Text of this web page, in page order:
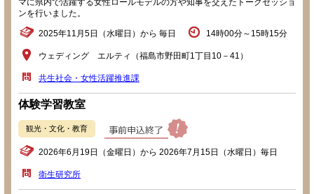
マに県内で活躍する女性ロールモデルの方や知事を交えたトークセッショ
ンを行いました。
2025年11月5日（水曜日）から 毎日 14時00分～15時15分
ウェディング エルティ（福島市野田町1丁目10－41）
共生社会・女性活躍推進課
体験学習教室
観光・文化・教育
2026年6月19日（金曜日）から 2026年7月15日（水曜日）毎日
衛生研究所